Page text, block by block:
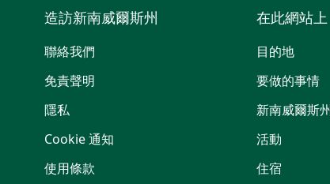
造訪新南威爾斯州
聯絡我們
免責聲明
隱私
Cookie 通知
使用條款
在此網站上
目的地
要做的事情
新南威爾斯
活動
住宿